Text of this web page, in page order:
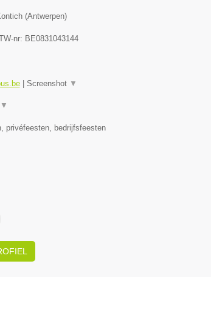
(Antwerpen)
nr: BE0831043144
| Screenshot ▼
▼
privéfeesten, bedrijfsfeesten